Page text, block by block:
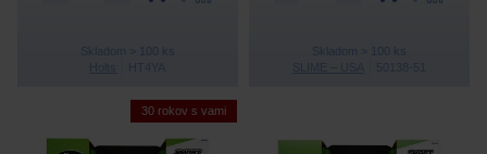
Skladom > 100 ks
Skladom > 100 ks
30 rokov s vami